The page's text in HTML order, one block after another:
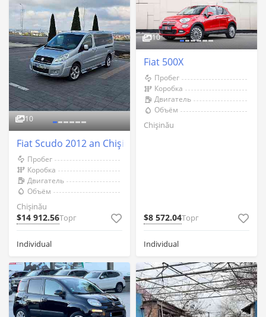
10
Fiat Scudo 2012 an Chişinău
Пробег
Коробка
Двигатель
Объём
Chişinău
$14 912.56Торг
Individual
10
Fiat 500X
Пробег
Коробка
Двигатель
Объём
Chişinău
$8 572.04Торг
Individual